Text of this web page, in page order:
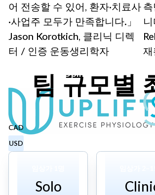
어 전송할 수 있어, 환자·치료사
·사업주 모두가 만족합니다.」
Jason Korotkich, 클리닉 디렉
터 / 인증 운동생리학자
Uplift
니
팀 규모별
CAD
USD
Solo